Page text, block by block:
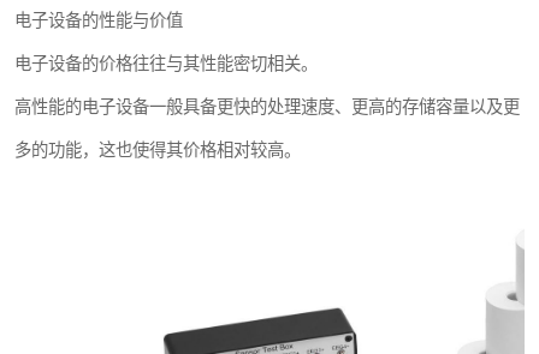
电子设备的性能与价值
电子设备的价格往往与其性能密切相关。
高性能的电子设备一般具备更快的处理速度、更高的存储容量以及更
多的功能，这也使得其价格相对较高。